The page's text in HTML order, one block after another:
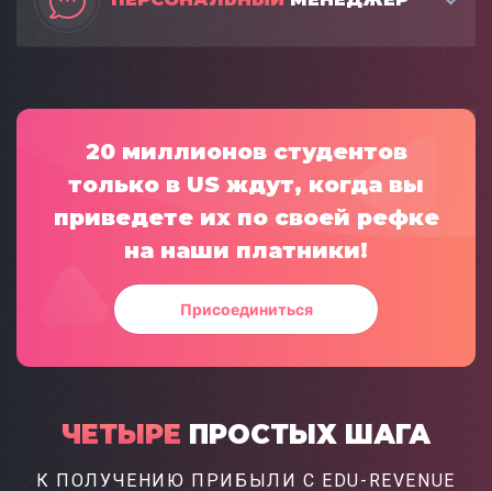
20 миллионов студентов
только в US ждут, когда вы
приведете их по своей рефке
на наши платники!
Присоединиться
ЧЕТЫРЕ ПРОСТЫХ ШАГА
К ПОЛУЧЕНИЮ ПРИБЫЛИС EDU-REVENUE